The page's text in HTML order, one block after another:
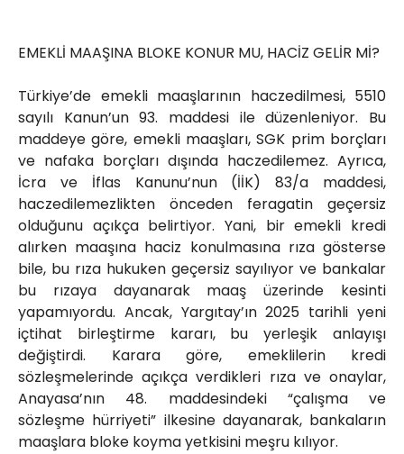
EMEKLİ MAAŞINA BLOKE KONUR MU, HACİZ GELİR Mİ?
Türkiye’de emekli maaşlarının haczedilmesi, 5510
sayılı Kanun’un 93. maddesi ile düzenleniyor. Bu
maddeye göre, emekli maaşları, SGK prim borçları
ve nafaka borçları dışında haczedilemez. Ayrıca,
İcra ve İflas Kanunu’nun (İİK) 83/a maddesi,
haczedilemezlikten önceden feragatin geçersiz
olduğunu açıkça belirtiyor. Yani, bir emekli kredi
alırken maaşına haciz konulmasına rıza gösterse
bile, bu rıza hukuken geçersiz sayılıyor ve bankalar
bu rızaya dayanarak maaş üzerinde kesinti
yapamıyordu. Ancak, Yargıtay’ın 2025 tarihli yeni
içtihat birleştirme kararı, bu yerleşik anlayışı
değiştirdi. Karara göre, emeklilerin kredi
sözleşmelerinde açıkça verdikleri rıza ve onaylar,
Anayasa’nın 48. maddesindeki “çalışma ve
sözleşme hürriyeti” ilkesine dayanarak, bankaların
maaşlara bloke koyma yetkisini meşru kılıyor.